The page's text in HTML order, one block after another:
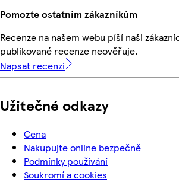
Pomozte ostatním zákazníkům
Recenze na našem webu píší naši
publikované recenze neověřuje.
Napsat recenzi
Užitečné odkazy
Cena
Nakupujte online bezpečně
Podmínky používání
Soukromí a cookies